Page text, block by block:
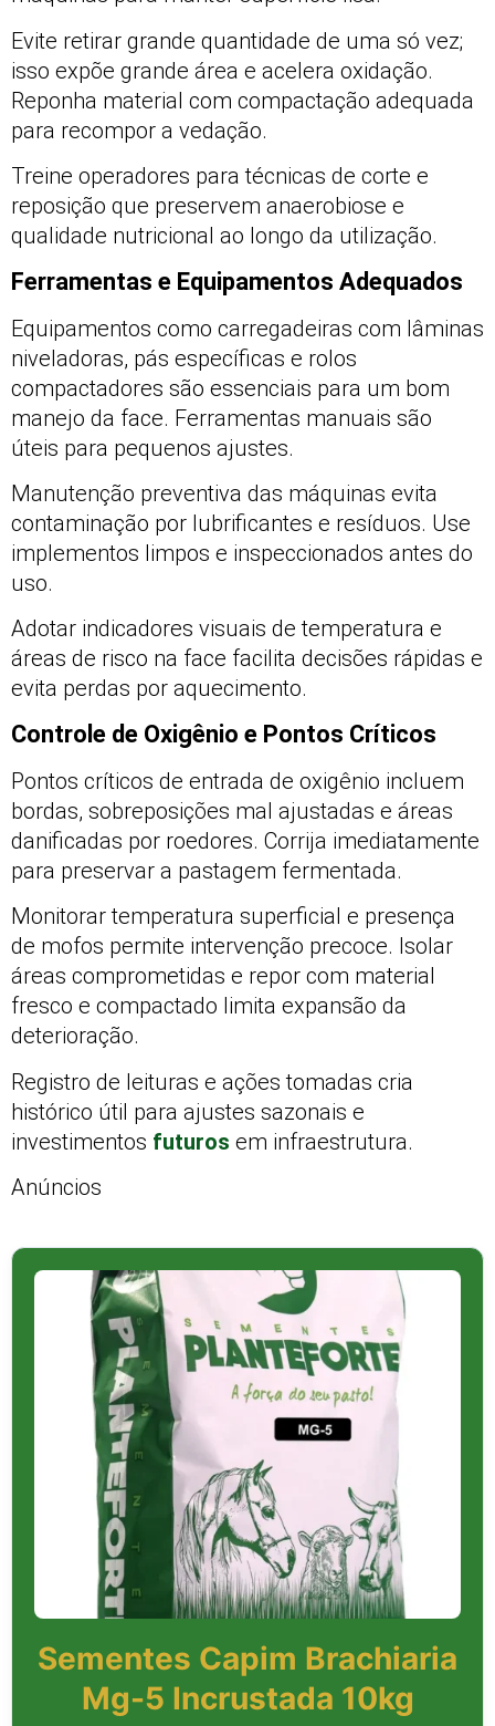
Evite retirar grande quantidade de uma só vez;
isso expõe grande área e acelera oxidação.
Reponha material com compactação adequada
para recompor a vedação.
Treine operadores para técnicas de corte e
reposição que preservem anaerobiose e
qualidade nutricional ao longo da utilização.
Ferramentas e Equipamentos Adequados
Equipamentos como carregadeiras com lâminas
niveladoras, pás específicas e rolos
compactadores são essenciais para um bom
manejo da face. Ferramentas manuais são
úteis para pequenos ajustes.
Manutenção preventiva das máquinas evita
contaminação por lubrificantes e resíduos. Use
implementos limpos e inspeccionados antes do
uso.
Adotar indicadores visuais de temperatura e
áreas de risco na face facilita decisões rápidas e
evita perdas por aquecimento.
Controle de Oxigênio e Pontos Críticos
Pontos críticos de entrada de oxigênio incluem
bordas, sobreposições mal ajustadas e áreas
danificadas por roedores. Corrija imediatamente
para preservar a pastagem fermentada.
Monitorar temperatura superficial e presença
de mofos permite intervenção precoce. Isolar
áreas comprometidas e repor com material
fresco e compactado limita expansão da
deterioração.
Registro de leituras e ações tomadas cria
histórico útil para ajustes sazonais e
investimentos futuros em infraestrutura.
Anúncios
Sementes Capim Brachiaria
Mg-5 Incrustada 10kg